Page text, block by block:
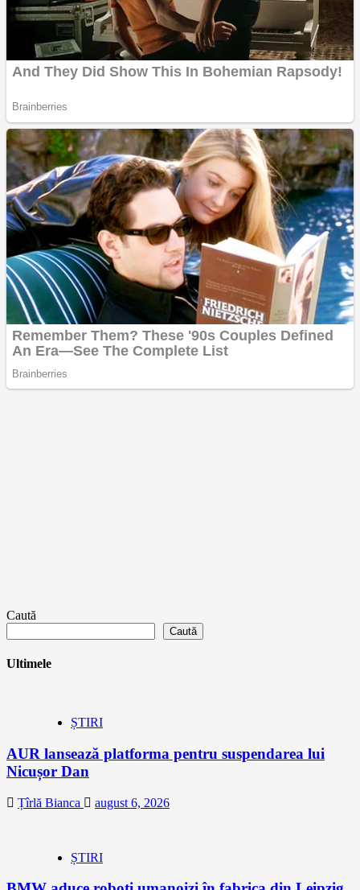
Caută
Caută
Ultimele
ȘTIRI
AUR lansează platforma pentru suspendarea lui
Nicușor Dan
Țîrlă Bianca august 6, 2026
ȘTIRI